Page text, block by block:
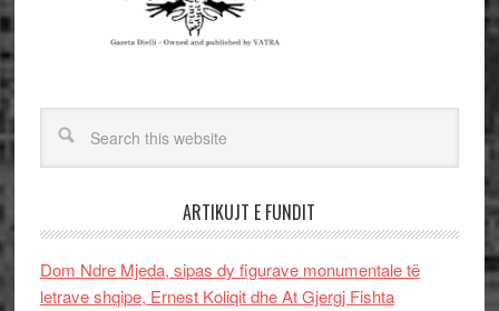
ARTIKUJT E FUNDIT
Dom Ndre Mjeda, sipas dy figurave monumentale të
letrave shqipe, Ernest Koliqit dhe At Gjergj Fishta